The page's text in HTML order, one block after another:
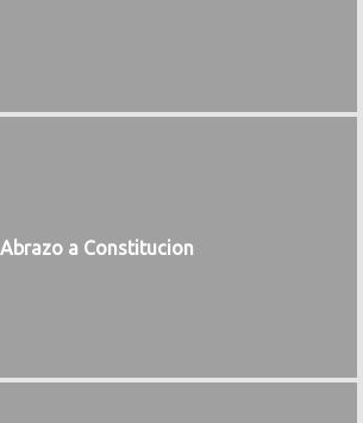
Abrazo a Constitucion